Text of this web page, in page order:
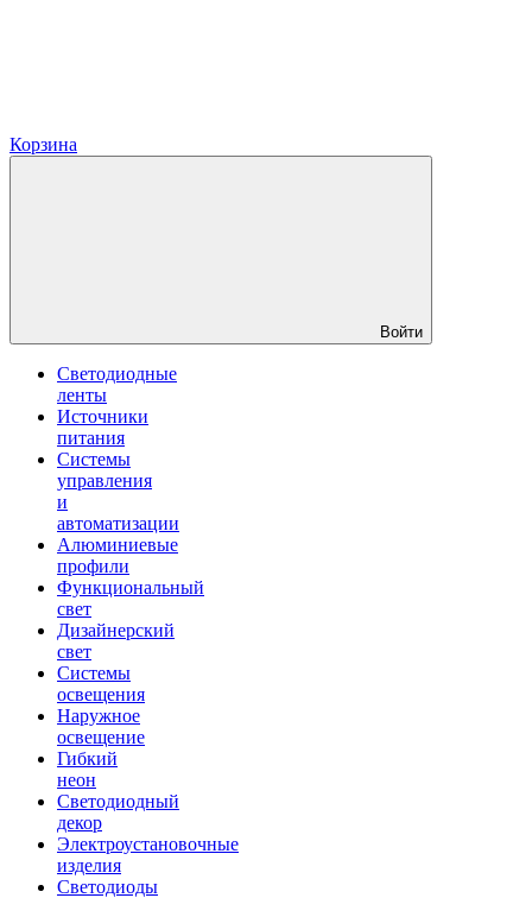
Корзина
Войти
Светодиодные
ленты
Источники
питания
Системы
управления
и
автоматизации
Алюминиевые
профили
Функциональный
свет
Дизайнерский
свет
Системы
освещения
Наружное
освещение
Гибкий
неон
Светодиодный
декор
Электроустановочные
изделия
Светодиоды